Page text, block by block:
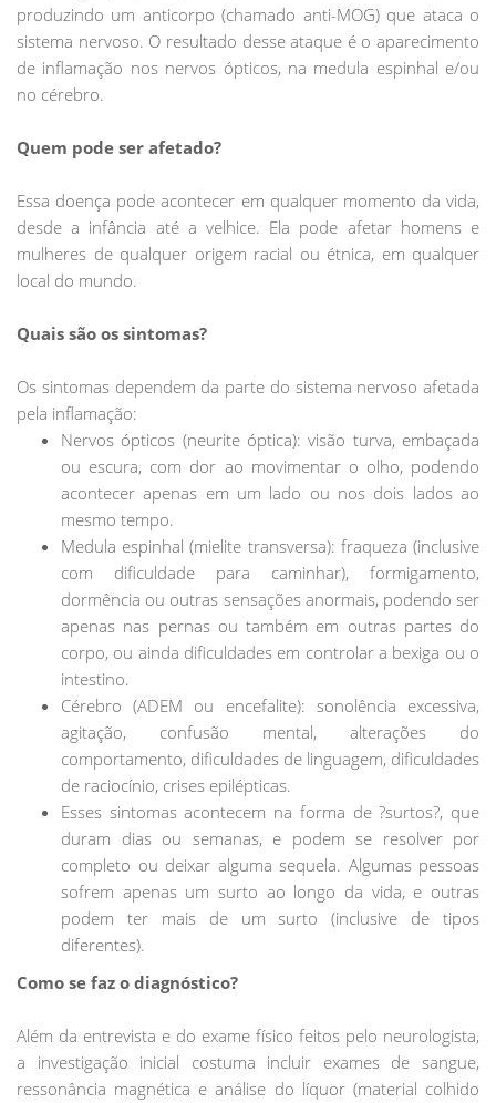
produzindo um anticorpo (chamado anti-MOG) que ataca o
sistema nervoso. O resultado desse ataque é o aparecimento
de inflamação nos nervos ópticos, na medula espinhal e/ou
no cérebro.
Quem pode ser afetado?
Essa doença pode acontecer em qualquer momento da vida,
desde a infância até a velhice. Ela pode afetar homens e
mulheres de qualquer origem racial ou étnica, em qualquer
local do mundo.
Quais são os sintomas?
Os sintomas dependem da parte do sistema nervoso afetada
pela inflamação:
Nervos ópticos (neurite óptica): visão turva, embaçada
ou escura, com dor ao movimentar o olho, podendo
acontecer apenas em um lado ou nos dois lados ao
mesmo tempo.
Medula espinhal (mielite transversa): fraqueza (inclusive
com dificuldade para caminhar), formigamento,
dormência ou outras sensações anormais, podendo ser
apenas nas pernas ou também em outras partes do
corpo, ou ainda dificuldades em controlar a bexiga ou o
intestino.
Cérebro (ADEM ou encefalite): sonolência excessiva,
agitação, confusão mental, alterações do
comportamento, dificuldades de linguagem, dificuldades
de raciocínio, crises epilépticas.
Esses sintomas acontecem na forma de ?surtos?, que
duram dias ou semanas, e podem se resolver por
completo ou deixar alguma sequela. Algumas pessoas
sofrem apenas um surto ao longo da vida, e outras
podem ter mais de um surto (inclusive de tipos
diferentes).
Como se faz o diagnóstico?
Além da entrevista e do exame físico feitos pelo neurologista,
a investigação inicial costuma incluir exames de sangue,
ressonância magnética e análise do líquor (material colhido